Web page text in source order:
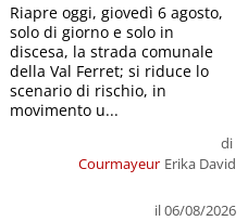
Courmayeur
di
Erika David
il 06/08/2026
Riapre oggi, giovedì 6 agosto,
solo di giorno e solo in
discesa, la strada comunale
della Val Ferret; si riduce lo
scenario di rischio, in
movimento u...